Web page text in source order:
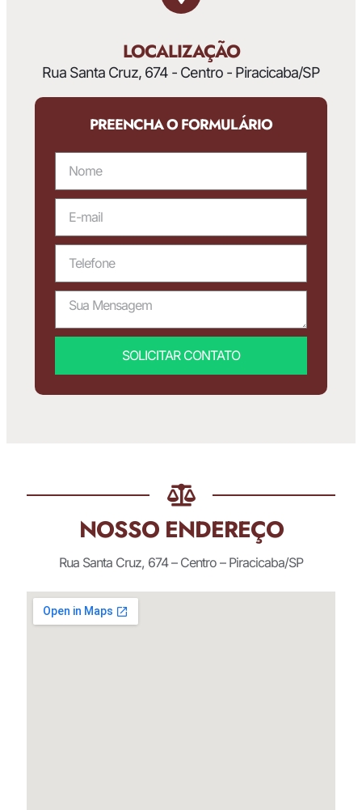
LOCALIZAÇÃO
Rua Santa Cruz, 674 - Centro - Piracicaba/SP
PREENCHA O FORMULÁRIO
SOLICITAR CONTATO
NOSSO ENDEREÇO
Rua Santa Cruz, 674 – Centro – Piracicaba/SP